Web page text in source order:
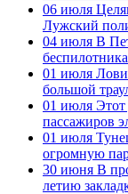
06 июля
Лужский
04 июля В
беспилотника
01 июля
большой
01 июля Этот
пассажиров
01 июля
огромную
30 июня В
летию